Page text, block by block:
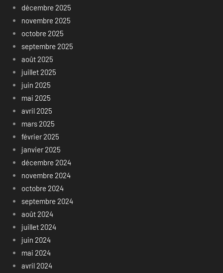
décembre 2025
novembre 2025
octobre 2025
septembre 2025
août 2025
juillet 2025
juin 2025
mai 2025
avril 2025
mars 2025
février 2025
janvier 2025
décembre 2024
novembre 2024
octobre 2024
septembre 2024
août 2024
juillet 2024
juin 2024
mai 2024
avril 2024